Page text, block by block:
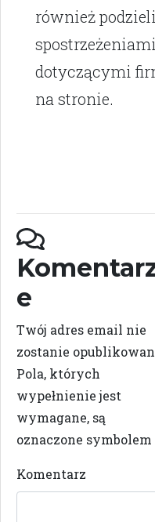
również
dotyczącymi
na stronie.
e
Twój adres email nie
zostanie
Pola, których
wypełnienie jest
wymagane, są
oznaczone symbolem
Komentarz